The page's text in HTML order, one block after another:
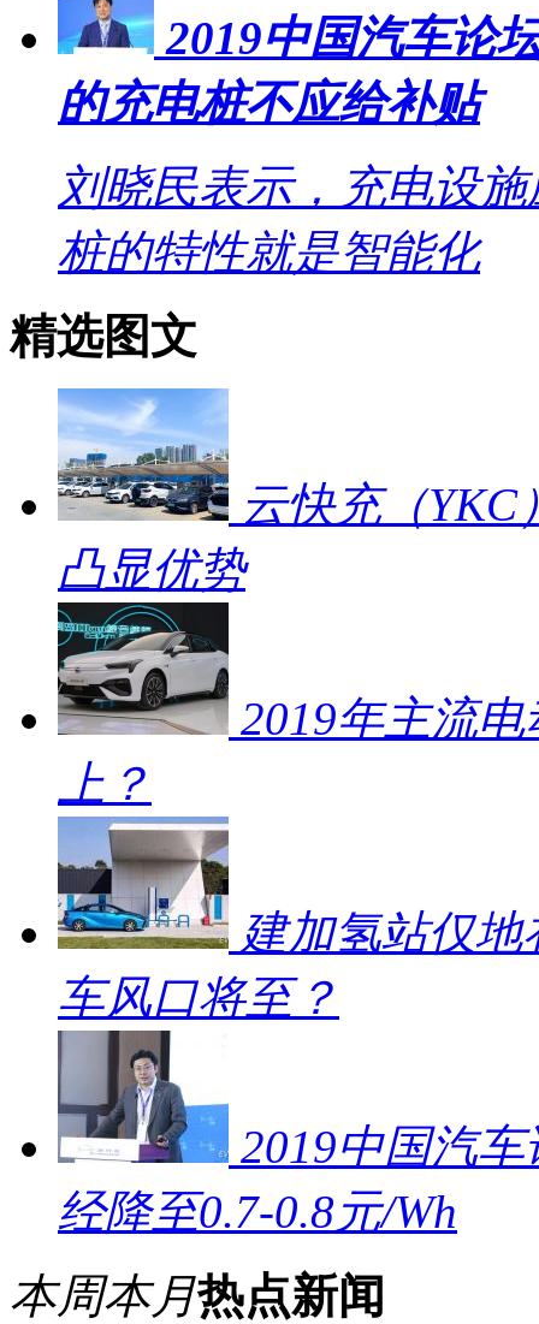
2019中国汽车论
的充电桩不应给补贴
刘晓民表示，充电设
桩的特性就是智能化
精选图文
云快充（YKC
凸显优势
2019年主流
上？
建加氢站仅地
车风口将至？
2019中国汽
经降至0.7-0.8元/Wh
本周本月热点新闻